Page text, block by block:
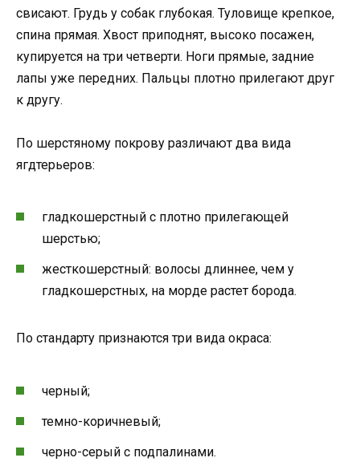
свисают. Грудь у собак глубокая. Туловище крепкое,
спина прямая. Хвост приподнят, высоко посажен,
купируется на три четверти. Ноги прямые, задние
лапы уже передних. Пальцы плотно прилегают друг
к другу.
По шерстяному покрову различают два вида
ягдтерьеров:
гладкошерстный с плотно прилегающей
шерстью;
жесткошерстный: волосы длиннее, чем у
гладкошерстных, на морде растет борода.
По стандарту признаются три вида окраса:
черный;
темно-коричневый;
черно-серый с подпалинами.